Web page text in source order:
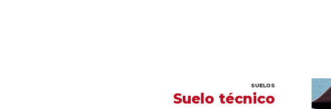
SUELOS
Suelo técnico